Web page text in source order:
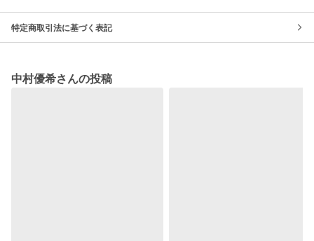
特定商取引法に基づく表記
中村優希さんの投稿